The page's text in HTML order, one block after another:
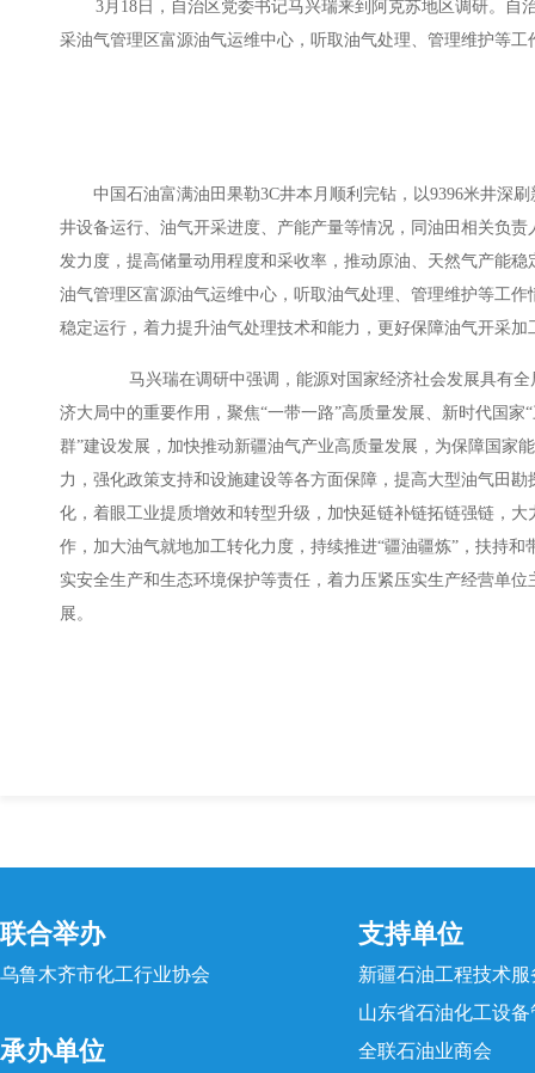
3月18日，自治区党委书记马兴瑞来到阿克苏地区调研。自
采油气管理区富源油气运维中心，听取油气处理、管理维护等工
中国石油富满油田果勒3C井本月顺利完钻，以9396米井深
井设备运行、油气开采进度、产能产量等情况，同油田相关负
发力度，提高储量动用程度和采收率，推动原油、天然气产能
油气管理区富源油气运维中心，听取油气处理、管理维护等工
稳定运行，着力提升油气处理技术和能力，更好保障油气开采加
马兴瑞在调研中强调，能源对国家经济社会发展具有全
济大局中的重要作用，聚焦“一带一路”高质量发展、新时代国
群”建设发展，加快推动新疆油气产业高质量发展，为保障国家
力，强化政策支持和设施建设等各方面保障，提高大型油气田
化，着眼工业提质增效和转型升级，加快延链补链拓链强链，
作，加大油气就地加工转化力度，持续推进“疆油疆炼”，扶持
实安全生产和生态环境保护等责任，着力压紧压实生产经营单
展。
联合举办
乌鲁木齐市化工行业协会
承办单位
支持单位
新疆石油工程技术
山东省石油化工设
全联石油业商会